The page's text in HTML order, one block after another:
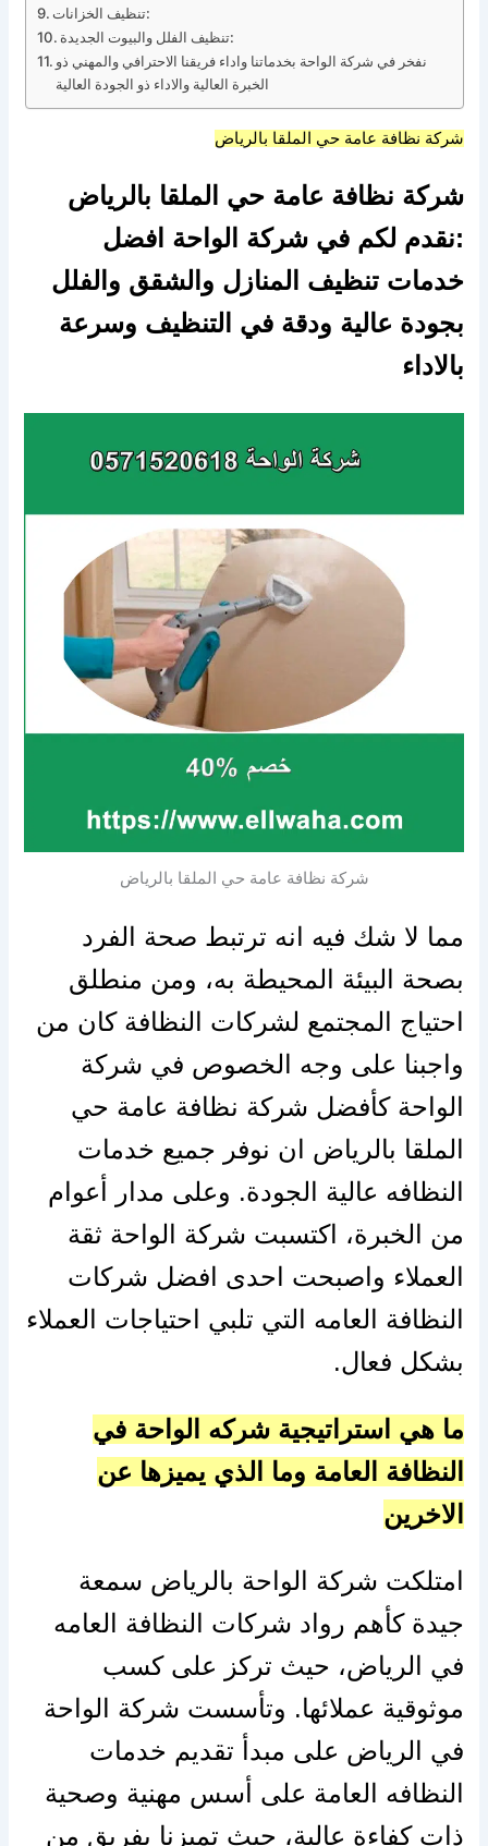
تنظيف الخزانات:
تنظيف الفلل والبيوت الجديدة:
نفخر في شركة الواحة بخدماتنا واداء فريقنا الاحترافي والمهني ذو
الخبرة العالية والاداء ذو الجودة العالية
شركة نظافة عامة حي الملقا بالرياض
شركة نظافة عامة حي الملقا بالرياض
:نقدم لكم في شركة الواحة افضل
خدمات تنظيف المنازل والشقق والفلل
بجودة عالية ودقة في التنظيف وسرعة
بالاداء
شركة نظافة عامة حي الملقا بالرياض
مما لا شك فيه انه ترتبط صحة الفرد
بصحة البيئة المحيطة به، ومن منطلق
احتياج المجتمع لشركات النظافة كان من
واجبنا على وجه الخصوص في شركة
الواحة كأفضل شركة نظافة عامة حي
الملقا بالرياض ان نوفر جميع خدمات
النظافه عالية الجودة. وعلى مدار أعوام
من الخبرة، اكتسبت شركة الواحة ثقة
العملاء واصبحت احدى افضل شركات
النظافة العامه التي تلبي احتياجات العملاء
بشكل فعال.
ما هي استراتيجية شركه الواحة في
النظافة العامة وما الذي يميزها عن
الاخرين
امتلكت شركة الواحة بالرياض سمعة
جيدة كأهم رواد شركات النظافة العامه
في الرياض، حيث تركز على كسب
موثوقية عملائها. وتأسست شركة الواحة
في الرياض على مبدأ تقديم خدمات
النظافه العامة على أسس مهنية وصحية
ذات كفاءة عالية، حيث تميزنا بفريق من